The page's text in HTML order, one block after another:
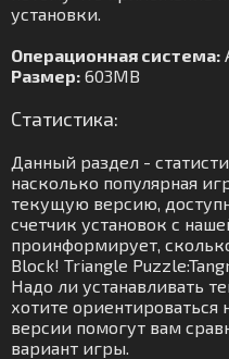
установки.
Операционная система:
Размер: 603MB
Статистика:
Данный раздел -
насколько популярная
текущую версию,
счетчик установок с
проинформирует,
Block! Triangle
Надо ли устанавливать
хотите ориентироваться
версии помогут вам
вариант игры.